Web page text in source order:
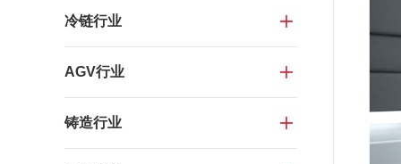
冷链行业
AGV行业
铸造行业